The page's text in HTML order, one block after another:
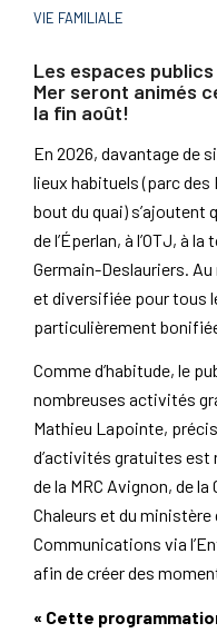
VIE FAMILIALE
Les espaces
Mer seront animés
la fin août!
En 2026, davantage de
lieux habituels (parc
bout du quai) s’ajoutent
de l’Éperlan, à l’OTJ, à
Germain-Deslauriers.
et diversifiée pour tous
particulièrement
Comme d’habitude, le
nombreuses activités
Mathieu Lapointe,
d’activités gratuites est
de la MRC Avignon, de
Chaleurs et du ministère
Communications via
afin de créer des
« Cette